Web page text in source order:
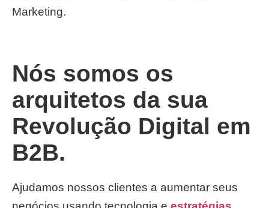
Marketing.
Nós somos os
arquitetos da sua
Revolução Digital em
B2B.
Ajudamos nossos clientes a aumentar seus